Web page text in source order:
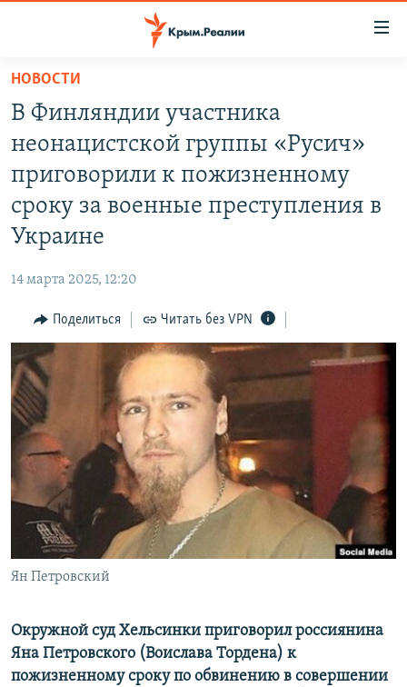
Вернуться
основному
содержанию
главной
навигации
Вернутся
СПЕЦПРОЕКТЫ
ЕЩЕ
ТЕЛЕПРОЕКТ КРЫМ.РЕАЛИИ
СОВЕТЫ ПРАВОЗАЩИТНИКОВ
ПРОПАВШИЕ БЕЗ ВЕСТИ
ПОБЕДИТЕЛЕЙ НЕ СУДЯТ?
КРЫМ.НЕПОКОРЕННЫЙ
ELIFBE
УКРАИНСКАЯ ПРОБЛЕМА КРЫМА
КАК ОБОЙТИ БЛОКИРОВКУ
Українською
Qırımtatar
ПРИСОЕДИНЯЙТЕСЬ!
Все сайты RFE/RL
НОВОСТИ
В Финляндии участника
неонацистской группы «Русич»
приговорили к пожизненному
сроку за военные преступления в
Украине
14 марта 2025, 12:20
Поделиться Читать без VPN
Ян Петровский
Окружной суд Хельсинки приговорил россиянина
Яна Петровского (Воислава Тордена) к
пожизненному сроку по обвинению в совершении